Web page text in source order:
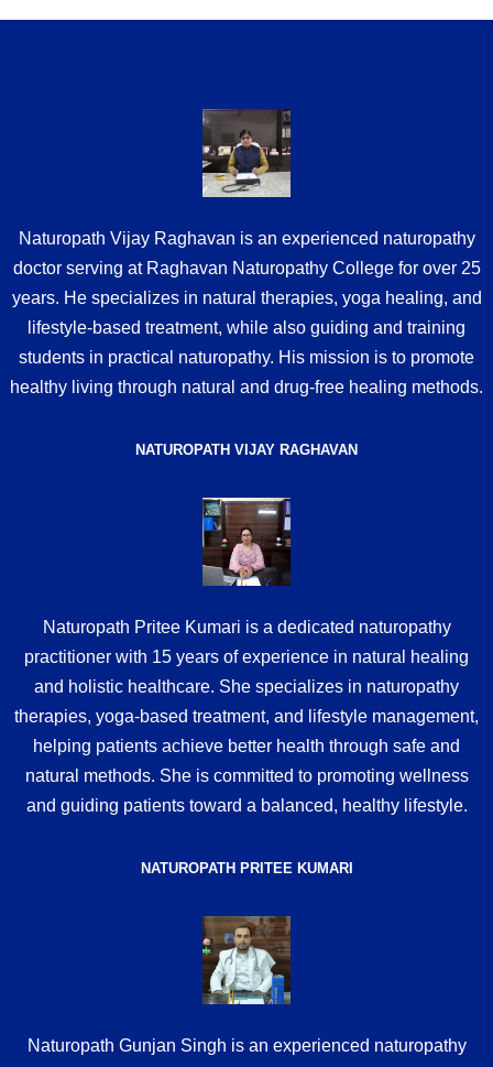
Naturopath Vijay Raghavan is an experienced naturopathy
doctor serving at Raghavan Naturopathy College for over 25
years. He specializes in natural therapies, yoga healing, and
lifestyle-based treatment, while also guiding and training
students in practical naturopathy. His mission is to promote
healthy living through natural and drug-free healing methods.
NATUROPATH VIJAY RAGHAVAN
Naturopath Pritee Kumari is a dedicated naturopathy
practitioner with 15 years of experience in natural healing
and holistic healthcare. She specializes in naturopathy
therapies, yoga-based treatment, and lifestyle management,
helping patients achieve better health through safe and
natural methods. She is committed to promoting wellness
and guiding patients toward a balanced, healthy lifestyle.
NATUROPATH PRITEE KUMARI
Naturopath Gunjan Singh is an experienced naturopathy